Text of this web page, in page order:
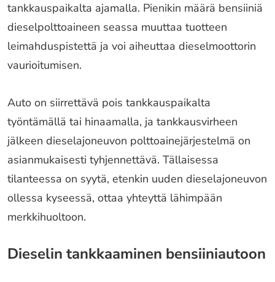
tankkauspaikalta ajamalla. Pienikin määrä bensiiniä
dieselpolttoaineen seassa muuttaa tuotteen
leimahduspistettä ja voi aiheuttaa dieselmoottorin
vaurioitumisen.
Auto on siirrettävä pois tankkauspaikalta
työntämällä tai hinaamalla, ja tankkausvirheen
jälkeen dieselajoneuvon polttoainejärjestelmä on
asianmukaisesti tyhjennettävä. Tällaisessa
tilanteessa on syytä, etenkin uuden dieselajoneuvon
ollessa kyseessä, ottaa yhteyttä lähimpään
merkkihuoltoon.
Dieselin tankkaaminen bensiiniautoon